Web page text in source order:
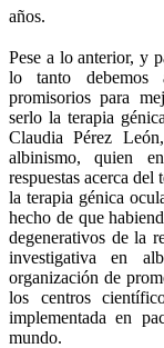
años.
Pese a lo anterior, y
lotanto debemos
promisoriospara
serlo la terapia
Claudia Pérez
albinismo, quien
respuestas acerca del
la terapia génica
hecho de que
degenerativos de la
investigativa en
organización de
los centros
implementada en
mundo.